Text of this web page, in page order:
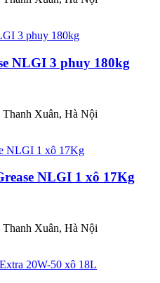
NLGI 3 phuy 180kg
Xuân, Hà Nội
NLGI 1 xô 17Kg
Xuân, Hà Nội